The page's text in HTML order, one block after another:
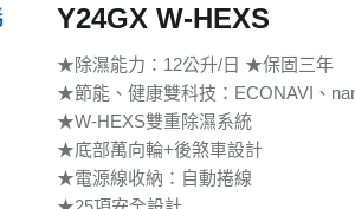
Y24GX W-HEXS
★除濕能力：12公升/日 ★保固三年
★節能、健康雙科技：ECONAVI、
★W-HEXS雙重除濕系統
★底部萬向輪+後煞車設計
★電源線收納：自動捲線